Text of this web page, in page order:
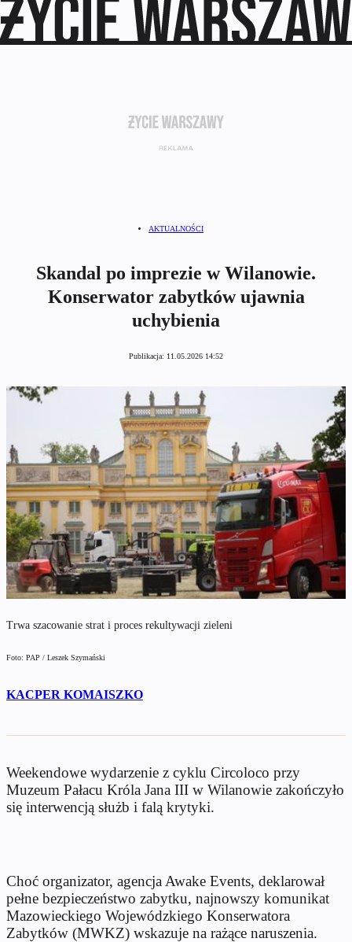
AKTUALNOŚCI
Skandal po imprezie w Wilanowie.
Konserwator zabytków ujawnia
uchybienia
Publikacja: 11.05.2026 14:52
Trwa szacowanie strat i proces rekultywacji zieleni
Foto: PAP / Leszek Szymański
KACPER KOMAISZKO
Weekendowe wydarzenie z cyklu Circoloco przy
Muzeum Pałacu Króla Jana III w Wilanowie zakończyło
się interwencją służb i falą krytyki.
Choć organizator, agencja Awake Events, deklarował
pełne bezpieczeństwo zabytku, najnowszy komunikat
Mazowieckiego Wojewódzkiego Konserwatora
Zabytków (MWKZ) wskazuje na rażące naruszenia.